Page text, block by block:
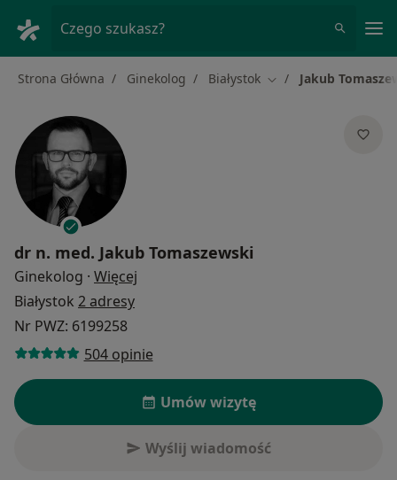
Czego szukasz?
Strona Główna Ginekolog Białystok Zmień miasto
Jakub
dr n. med. Jakub Tomaszewski
Ginekolog · Więcej
Białystok 2 adresy
Nr PWZ: 6199258
504 opinie
Umów wizytę
Wyślij wiadomość